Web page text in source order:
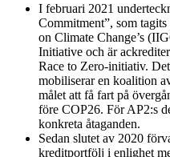
I februari 2021
Commitment”, som
on Climate Change’s
Initiative och är
Race to Zero-initiativ.
mobiliserar en koalition
målet att få fart på
före COP26. För AP2:s
konkreta åtaganden.
Sedan slutet av 2020
kreditportfölj i enlighet